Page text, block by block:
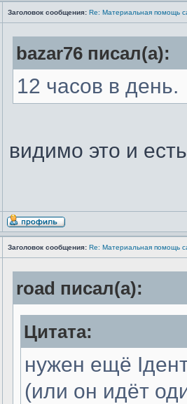
Заголовок сообщения: Re: Материальная помощь
bazar76 писал(а):
12 часов в день.
видимо это и
Заголовок сообщения: Re: Материальная помощь
road писал(а):
Цитата:
нужен ещё
(или он идёт